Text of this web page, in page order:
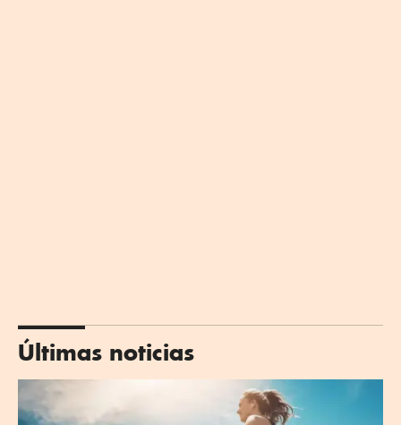
Últimas noticias